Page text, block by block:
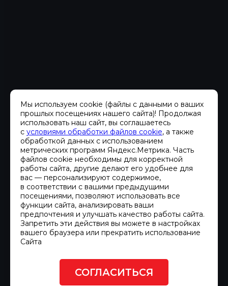
ПРОЕКТИРОВАНИЕ
Качественное обследование и
проектирование объекта — залог
надежной работы любых инженерных
систем.
Мы готовы выехать к Вам на объект
для проведения предпроектного
обследования и помощи в выборе
необходимых решений и
оборудования. Доверьте
Мы используем cookie (файлы с данными о ваших
прошлых посещениях нашего сайта)! Продолжая
использовать наш сайт, вы соглашаетесь
с условиями обработки файлов cookie, а также
обработкой данных с использованием
метрических программ Яндекс.Метрика. Часть
файлов cookie необходимы для корректной
работы сайта, другие делают его удобнее для
вас — персонализируют содержимое,
в соответствии с вашими предыдущими
посещениями, позволяют использовать все
функции сайта, анализировать ваши
предпочтения и улучшать качество работы сайта.
Запретить эти действия вы можете в настройках
вашего браузера или прекратить использование
Сайта
СОГЛАСИТЬСЯ